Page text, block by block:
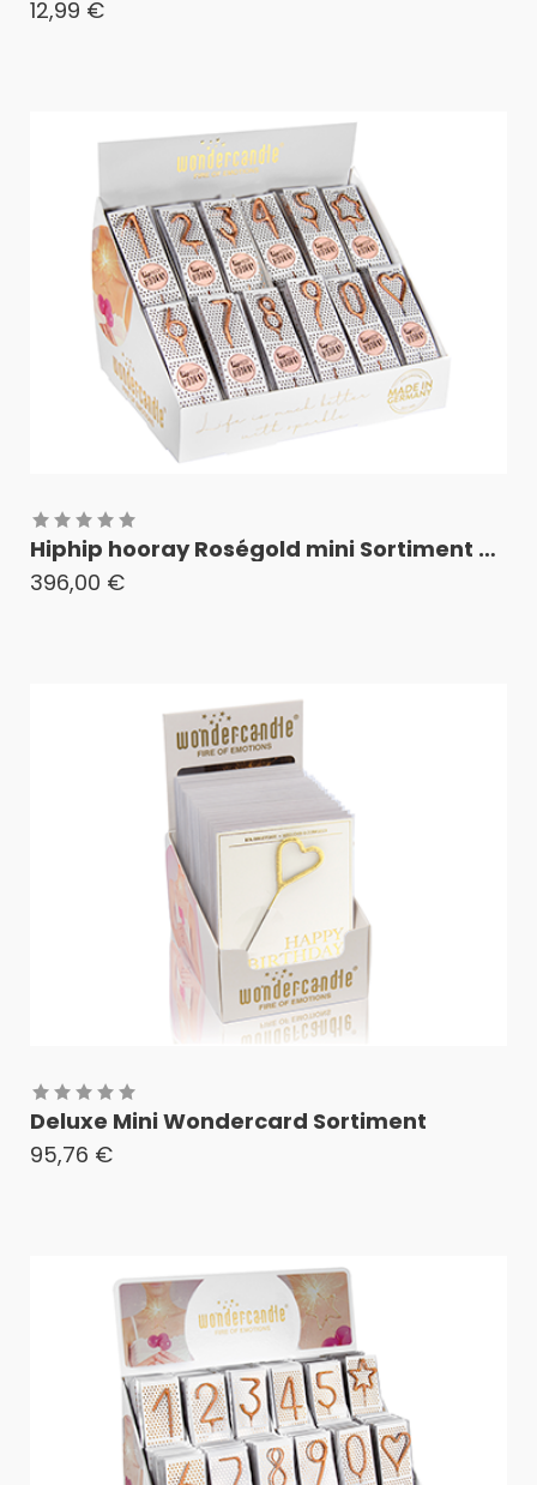
12,99 €
Hiphip hooray Roségold mini Sortiment mini Wondercandle®
396,00 €
Deluxe Mini Wondercard Sortiment
95,76 €